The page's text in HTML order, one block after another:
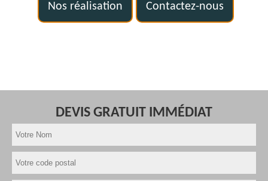
Nos réalisation Contactez-nous
DEVIS GRATUIT IMMÉDIAT